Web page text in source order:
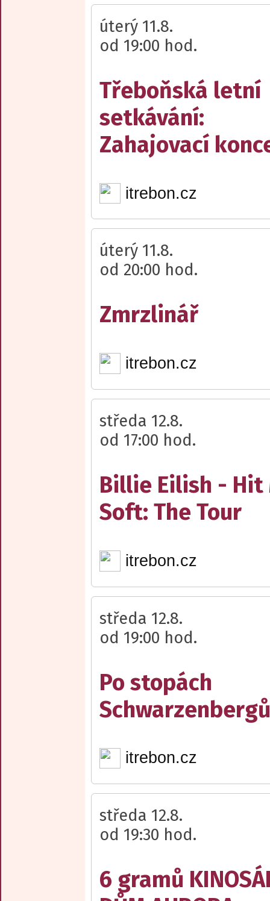
úterý 11.8.
od 19:00 hod.
Třeboňská letní
setkávání:
Zahajovací
itrebon.cz
úterý 11.8.
od 20:00 hod.
Zmrzlinář
itrebon.cz
středa 12.8.
od 17:00 hod.
Billie Eilish - Hit
Soft: The Tour
itrebon.cz
středa 12.8.
od 19:00 hod.
Po stopách
Schwarzenbergů
itrebon.cz
středa 12.8.
od 19:30 hod.
6 gramů